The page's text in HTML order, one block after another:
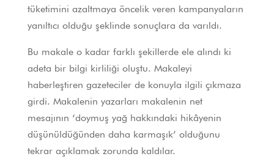
tüketimini azaltmaya öncelik veren kampanyaların
yanıltıcı olduğu şeklinde sonuçlara da varıldı.
Bu makale o kadar farklı şekillerde ele alındı ki
adeta bir bilgi kirliliği oluştu. Makaleyi
haberleştiren gazeteciler de konuyla ilgili çıkmaza
girdi. Makalenin yazarları makalenin net
mesajının ‘doymuş yağ hakkındaki hikâyenin
düşünüldüğünden daha karmaşık’ olduğunu
tekrar açıklamak zorunda kaldılar.